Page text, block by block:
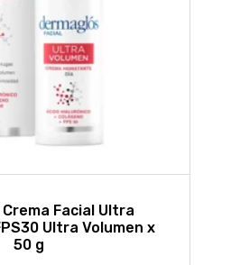
Facial Ultra
Ultra Volumen x
50 g